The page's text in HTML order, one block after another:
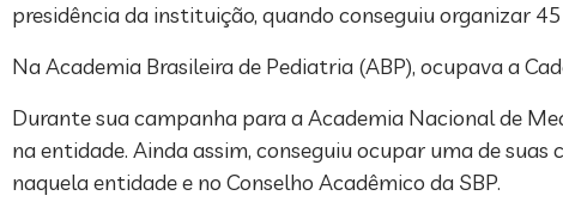
presidência da instituição, quando conseguiu organizar
Na Academia Brasileira de Pediatria (ABP), ocupava a
Durante sua campanha para a Academia Nacional de
na entidade. Ainda assim, conseguiu ocupar uma de
naquela entidade e no Conselho Acadêmico da SBP.